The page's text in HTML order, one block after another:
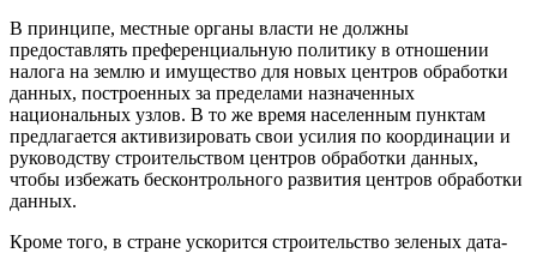
В принципе, местные органы власти не должны
предоставлять преференциальную политику в отношении
налога на землю и имущество для новых центров обработки
данных, построенных за пределами назначенных
национальных узлов. В то же время населенным пунктам
предлагается активизировать свои усилия по координации и
руководству строительством центров обработки данных,
чтобы избежать бесконтрольного развития центров обработки
данных.
Кроме того, в стране ускорится строительство зеленых дата-